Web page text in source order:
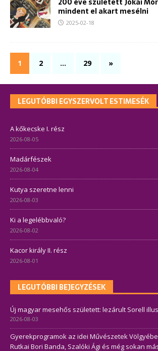
mindent el akart mesélni
2025-02-18
1 2 … 29 »
LEGUTÓBBI EGYSZERVOLT ESTIMESÉK
A kőkecske I. rész
2026-08-05
Madárfészek
2026-08-04
Kutya szeretne lenni
2026-08-03
Ki a legelébbvaló?
2026-08-02
Kacor király II. rész
2026-08-01
LEGUTÓBBI BEJEGYZÉSEK
Új magyar mesehős született: lezárult Sorell
2026-08-03
Gyerekprogramok az idei Művészetek
Rutkai Bori Banda, Szalóki Ági és még sokan